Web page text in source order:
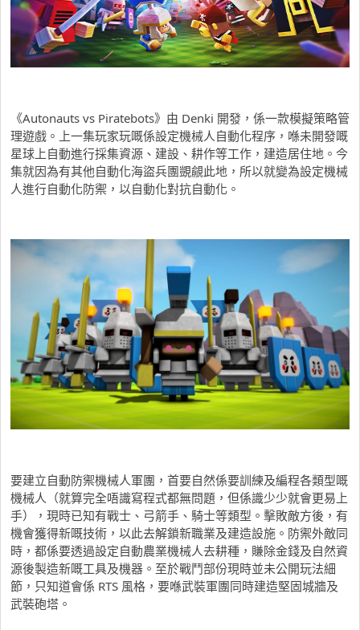
《Autonauts vs Piratebots》由 Denki 開發，係一款模擬策略管
理遊戲。上一集玩家玩嘅係設定機械人自動化程序，喺未開發嘅
星球上自動進行採集資源、建設、耕作等工作，建造居住地。今
集就因為有其他自動化海盜兵團覬覦此地，所以就變為設定機械
人進行自動化防禦，以自動化對抗自動化。
要建立自動防禦機械人軍團，首要自然係要訓練及編程各類型嘅
機械人（就算完全唔識寫程式都無問題，但係識少少就會更易上
手），現時已知有戰士、弓箭手、騎士等類型。擊敗敵方後，有
機會獲得新嘅技術，以此去解鎖新職業及建造設施。防禦外敵同
時，都係要透過設定自動農業機械人去耕種，賺除金錢及自然資
源後製造新嘅工具及機器。至於戰鬥部份現時並未公開玩法細
節，只知道會係 RTS 風格，要喺武裝軍團同時建造堅固城牆及
武裝砲塔。